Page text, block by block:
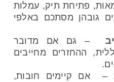
פתיחת תיק, עמלות
גובהן מסתכם באלפי
– גם אם מדובר
ההחזרים מחייבים
– אם קיימים חובות,